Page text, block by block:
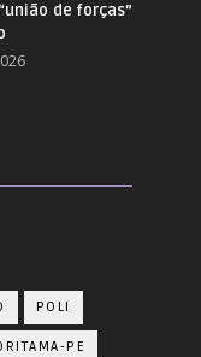
de forças”
POLI
PE